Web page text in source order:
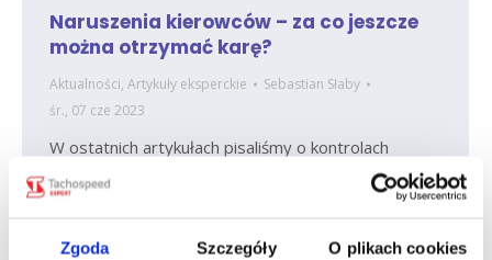
Zgoda Szczegóły O plikach cookies
Naruszenia kierowców – za co jeszcze
można otrzymać karę?
Aktualności, Artykuły eksperckie
Sebastian Słaby
śr., 07 cze 2023
W ostatnich artykułach pisaliśmy o kontrolach
najpopularniejszych karach, które są nakładane na
Teraz przybliżymy tematykę raportów kontrolnych